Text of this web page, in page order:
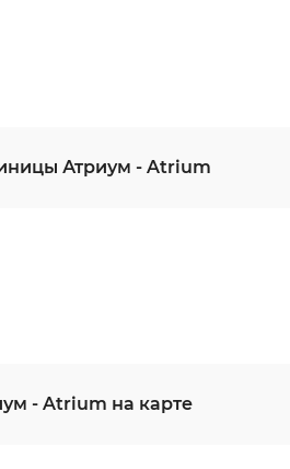
Атриум - Atrium
- Atrium на карте